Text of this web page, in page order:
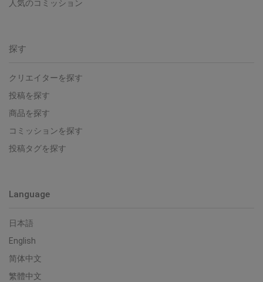
人気のコミッション
探す
クリエイターを探す
投稿を探す
商品を探す
コミッションを探す
投稿タグを探す
Language
日本語
English
简体中文
繁體中文